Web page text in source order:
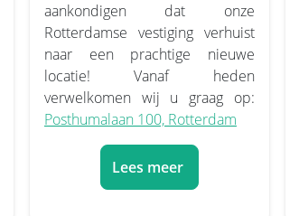
aankondigen dat onze
Rotterdamse vestiging verhuist
naar een prachtige nieuwe
locatie! Vanaf heden
verwelkomen wij u graag op:
Posthumalaan 100, Rotterdam
Lees meer